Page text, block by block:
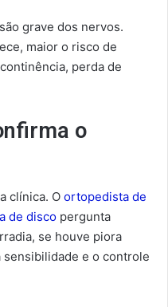
grave dos nervos.
maior o risco de
perda de
o
clínica. O ortopedista de
de disco pergunta
se houve piora
sensibilidade e o controle